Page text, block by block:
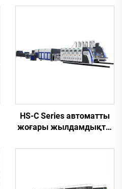
HS-C Series автоматты
жоғары жылдамдықты
және автоматты түрде